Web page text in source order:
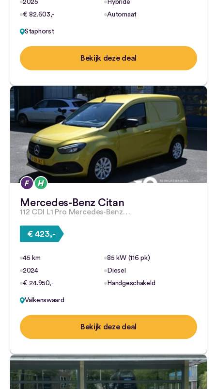
2025
Hybride
€ 82.603,-
Automaat
Staphorst
Bekijk deze deal
Mercedes-Benz Citan
112 CDI L1 Pro Mercedes-Benz…
€ 423,-
45 km
85 kW (116 pk)
2024
Diesel
€ 24.950,-
Handgeschakeld
Valkenswaard
Bekijk deze deal